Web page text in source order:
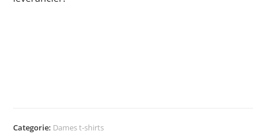
Categorie: Dames t-shirts